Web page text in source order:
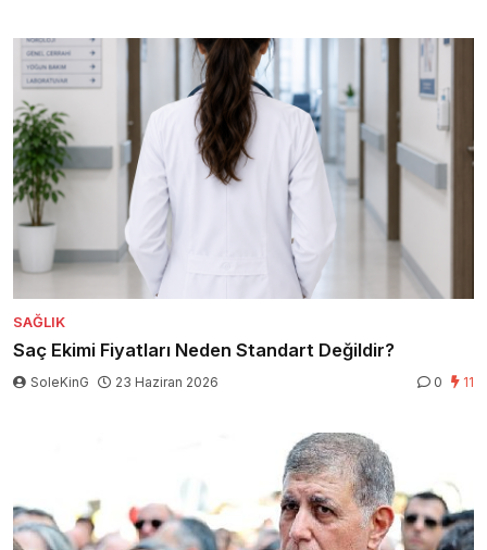
SAĞLIK
Saç Ekimi Fiyatları Neden Standart Değildir?
SoleKinG 23 Haziran 2026 0 11